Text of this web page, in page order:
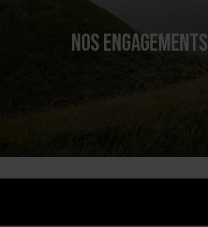
NOS ENGAGEMENTS